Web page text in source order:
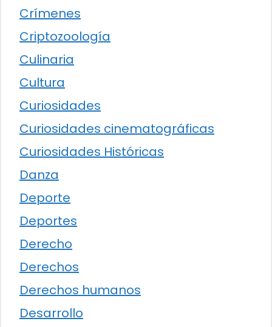
Crímenes
Criptozoología
Culinaria
Cultura
Curiosidades
Curiosidades cinematográficas
Curiosidades Históricas
Danza
Deporte
Deportes
Derecho
Derechos
Derechos humanos
Desarrollo